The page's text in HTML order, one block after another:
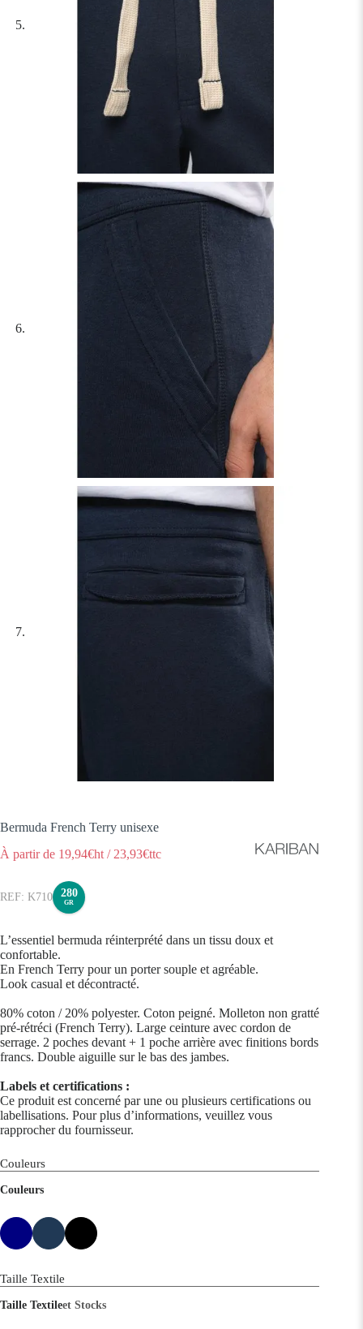
Bermuda French Terry unisexe
À partir de 19,94€ht / 23,93€ttc
K710 280
GR
L’essentiel bermuda réinterprété dans un tissu doux et
confortable.
En French Terry pour un porter souple et agréable.
Look casual et décontracté.
80% coton / 20% polyester. Coton peigné. Molleton non gratté
pré-rétréci (French Terry). Large ceinture avec cordon de
serrage. 2 poches devant + 1 poche arrière avec finitions bords
francs. Double aiguille sur le bas des jambes.
Labels et certifications :
Ce produit est concerné par une ou plusieurs certifications ou
labellisations. Pour plus d’informations, veuillez vous
rapprocher du fournisseur.
Couleurs
Couleurs
Taille Textile
Taille Textileet Stocks